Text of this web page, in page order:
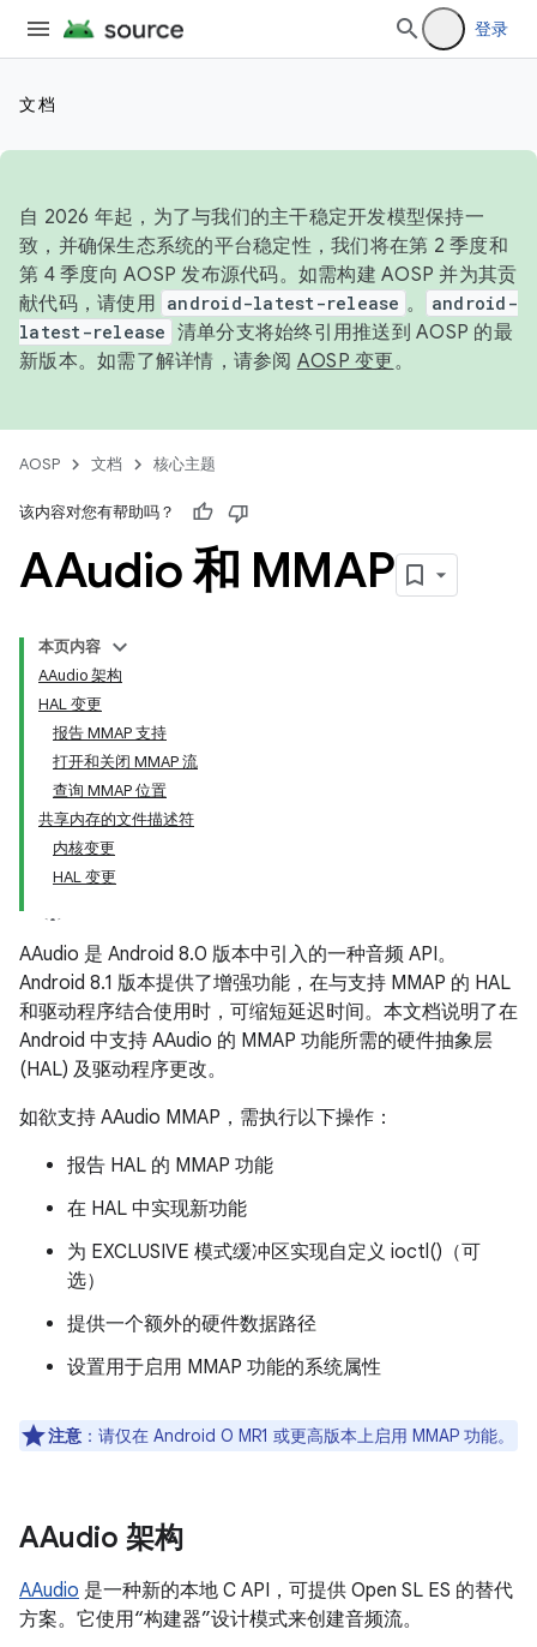
登录
文档
自 2026 年起，为了与我们的主干稳定开发模型保持一
致，并确保生态系统的平台稳定性，我们将在第 2 季度和
第 4 季度向 AOSP 发布源代码。如需构建 AOSP 并为其贡
献代码，请使用 android-latest-release 。
android-
latest-release 清单分支将始终引用推送到 AOSP 的最
新版本。如需了解详情，请参阅 AOSP 变更。
AOSP 文档 核心主题
该内容对您有帮助吗？
AAudio 和 MMAP
本页内容
AAudio 架构
HAL 变更
报告 MMAP 支持
打开和关闭 MMAP 流
查询 MMAP 位置
共享内存的文件描述符
内核变更
HAL 变更
AAudio 是 Android 8.0 版本中引入的一种音频 API。
Android 8.1 版本提供了增强功能，在与支持 MMAP 的 HAL
和驱动程序结合使用时，可缩短延迟时间。本文档说明了在
Android 中支持 AAudio 的 MMAP 功能所需的硬件抽象层
(HAL) 及驱动程序更改。
如欲支持 AAudio MMAP，需执行以下操作：
报告 HAL 的 MMAP 功能
在 HAL 中实现新功能
为 EXCLUSIVE 模式缓冲区实现自定义 ioctl()（可
选）
提供一个额外的硬件数据路径
设置用于启用 MMAP 功能的系统属性
注意 ：请仅在 Android O MR1 或更高版本上启用 MMAP 功能。
AAudio 架构
AAudio 是一种新的本地 C API，可提供 Open SL ES 的替代
方案。它使用“构建器”设计模式来创建音频流。